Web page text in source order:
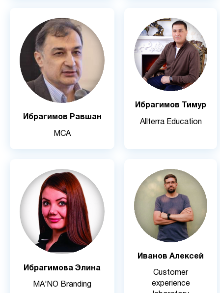
Ибрагимов Равшан
MCA
Ибрагимов Тимур
Allterra Education
Ибрагимова Элина
MA'NO Branding
Иванов Алексей
Customer
experience